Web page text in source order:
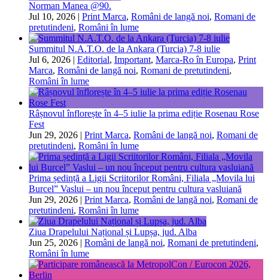
Norman Manea @90.
Jul 10, 2026
Print Marca, Români de langă noi, Romani de
pretutindeni, Români în lume
Summitul N.A.T.O. de la Ankara (Turcia) 7-8 iulie
Jul 6, 2026
Editorial, Important, Marca-Ro în Europa, Print
Marca, Români de langă noi, Romani de pretutindeni,
Români în lume
Râșnovul înflorește în 4–5 iulie la prima ediție Rosenau Rose
Fest
Jun 29, 2026
Print Marca, Români de langă noi, Romani de
pretutindeni, Români în lume
Prima ședință a Ligii Scriitorilor Români, Filiala „Movila lui
Burcel” Vaslui – un nou început pentru cultura vasluiană
Jun 29, 2026
Print Marca, Români de langă noi, Romani de
pretutindeni, Români în lume
Ziua Drapelului Național și Lupșa, jud. Alba
Jun 25, 2026
Români de langă noi, Romani de pretutindeni,
Români în lume